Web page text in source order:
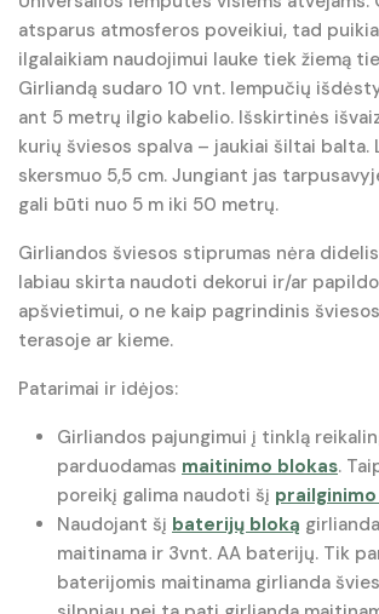
atsparus atmosferos poveikiui, tad
ilgalaikiam naudojimui lauke tiek žiemą
Girliandą sudaro 10 vnt. lempučių
ant 5 metrų ilgio kabelio. Išskirtinės
kurių šviesos spalva – jaukiai šiltai balta.
skersmuo 5,5 cm. Jungiant jas
gali būti nuo 5 m iki 50 metrų.
Girliandos šviesos stiprumas nėra
labiau skirta naudoti dekorui ir/ar
apšvietimui, o ne kaip pagrindinis
terasoje ar kieme.
Patarimai ir idėjos:
Girliandos pajungimui į tinklą
parduodamas maitinimo blokas.
poreikį galima naudoti šį
Naudojant šį baterijų bloką
maitinama ir 3vnt. AA baterijų. Tik
baterijomis maitinama girlianda